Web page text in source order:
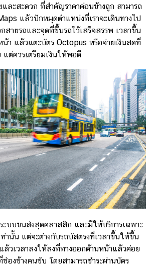
และสะดวก ที่สำคัญราคาค่อนข้างถูก สามารถ
แล้วปักหมุดตำแหน่งที่เราจะเดินทางไป
สายรถและจุดที่ขึ้นรถไว้เสร็จสรรพ เวลาขึ้น
า แล้วแตะบัตร Octopus หรือจ่ายเงินสดที่
แต่ควรเตรียมเงินให้พอดี
ระบบขนส่งสุดคลาสสิก และมีให้บริการเฉพาะ
ท่านั้น แต่จะต่างกับรถบัสตรงที่เวลาขึ้นให้ขึ้น
ล้วเวลาลงให้ลงที่ทางออกด้านหน้าแล้วค่อย
ช่องข้างคนขับ โดยสามารถชำระผ่านบัตร